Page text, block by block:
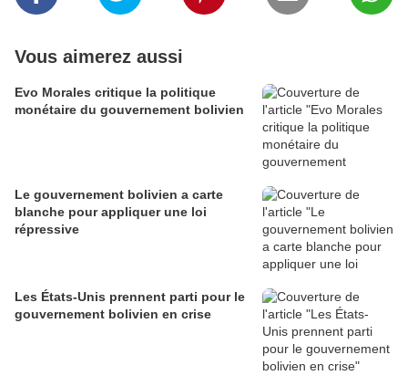
Vous aimerez aussi
Evo Morales critique la politique
monétaire du gouvernement bolivien
Le gouvernement bolivien a carte
blanche pour appliquer une loi
répressive
Les États-Unis prennent parti pour le
gouvernement bolivien en crise